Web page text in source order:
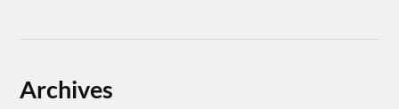
Archives